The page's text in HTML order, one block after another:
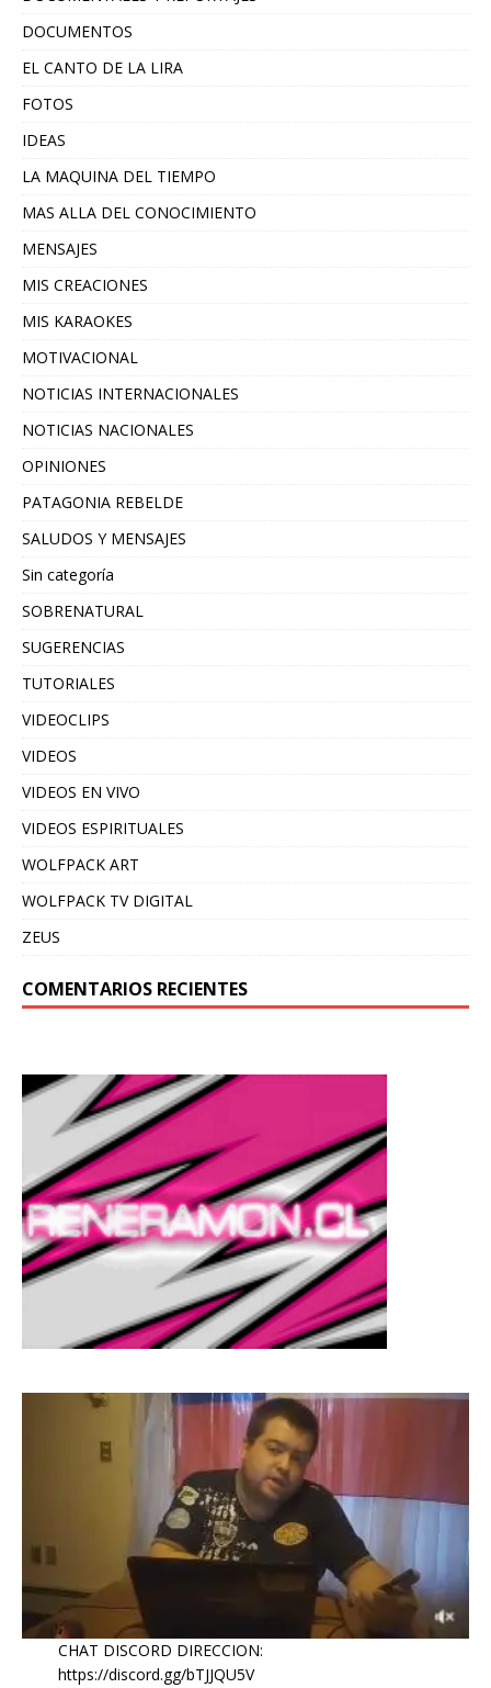
DOCUMENTOS
EL CANTO DE LA LIRA
FOTOS
IDEAS
LA MAQUINA DEL TIEMPO
MAS ALLA DEL CONOCIMIENTO
MENSAJES
MIS CREACIONES
MIS KARAOKES
MOTIVACIONAL
NOTICIAS INTERNACIONALES
NOTICIAS NACIONALES
OPINIONES
PATAGONIA REBELDE
SALUDOS Y MENSAJES
Sin categoría
SOBRENATURAL
SUGERENCIAS
TUTORIALES
VIDEOCLIPS
VIDEOS
VIDEOS EN VIVO
VIDEOS ESPIRITUALES
WOLFPACK ART
WOLFPACK TV DIGITAL
ZEUS
COMENTARIOS RECIENTES
CHAT DISCORD DIRECCION:
https://discord.gg/bTJJQU5V